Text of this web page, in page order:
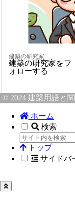
建築の研究家
建築の研究家をフ
ォローする
© 2024 建築用語と
ホーム
検索
トップ
サイドバ